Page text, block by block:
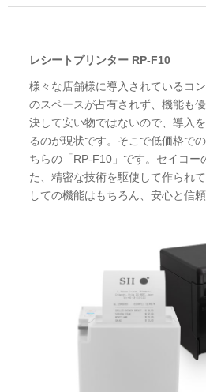
レシートプリンター RP-F10
様々な店舗様に導入されているコ
のスペースが占有されず、機能も
決して安い物ではないので、導入
るのが現状です。そこで低価格で
ちらの「RP-F10」です。セイコー
た、精密な技術を駆使して作られ
しての機能はもちろん、安心と信